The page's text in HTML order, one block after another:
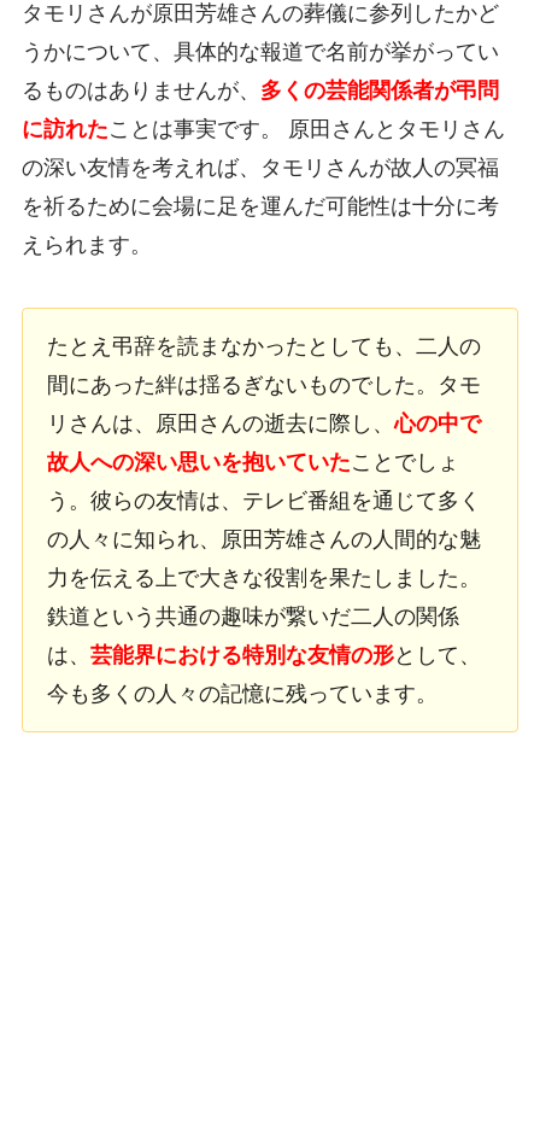
タモリさんが原田芳雄さんの葬儀に参列したかど
うかについて、具体的な報道で名前が挙がってい
るものはありませんが、 多くの芸能関係者が弔問
に訪れたことは事実です。 原田さんとタモリさん
の深い友情を考えれば、タモリさんが故人の冥福
を祈るために会場に足を運んだ可能性は十分に考
えられます。
たとえ弔辞を読まなかったとしても、二人の
間にあった絆は揺るぎないものでした。タモ
リさんは、原田さんの逝去に際し、心の中で
故人への深い思いを抱いていたことでしょ
う。彼らの友情は、テレビ番組を通じて多く
の人々に知られ、原田芳雄さんの人間的な魅
力を伝える上で大きな役割を果たしました。
鉄道という共通の趣味が繋いだ二人の関係
は、 芸能界における特別な友情の形として、
今も多くの人々の記憶に残っています。